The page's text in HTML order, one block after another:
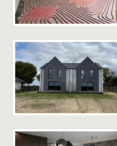
Atuty nieruchomości:
• nowoczesna
• energooszczędne